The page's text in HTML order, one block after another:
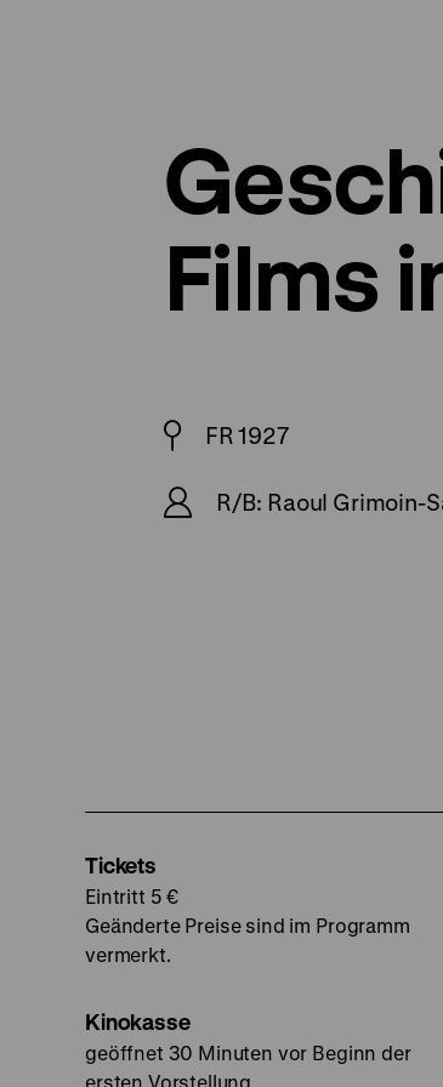
Films
FR 1927
R/B: Raoul Grimoin-
Tickets
Eintritt 5 €
Geänderte Preise sind im Programm
vermerkt.
Kinokasse
geöffnet 30 Minuten vor Beginn der
ersten Vorstellung